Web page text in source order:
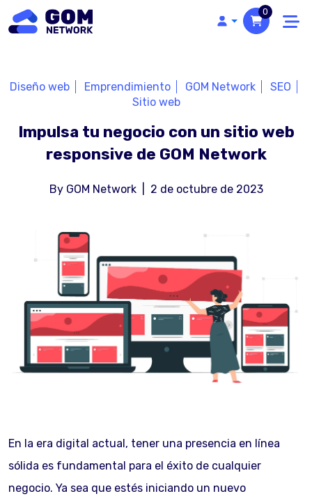
0
Impulsa tu negocio con un sitio web
responsive de GOM Network
Diseño web Emprendimiento GOM Network
SEO
Sitio web
By GOM Network 2 de octubre de 2023
En la era digital actual, tener una presencia en línea
sólida es fundamental para el éxito de cualquier
negocio. Ya sea que estés iniciando un nuevo